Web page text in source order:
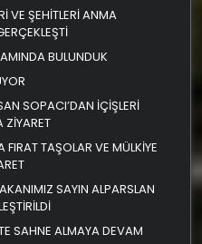
VE ŞEHİTLERİ ANMA
BULUNDUK
SOPACI’DAN İÇİŞLERİ
ZİYARET
TAŞOLAR VE MÜLKİYE
SAYIN ALPARSLAN
SAHNE ALMAYA DEVAM